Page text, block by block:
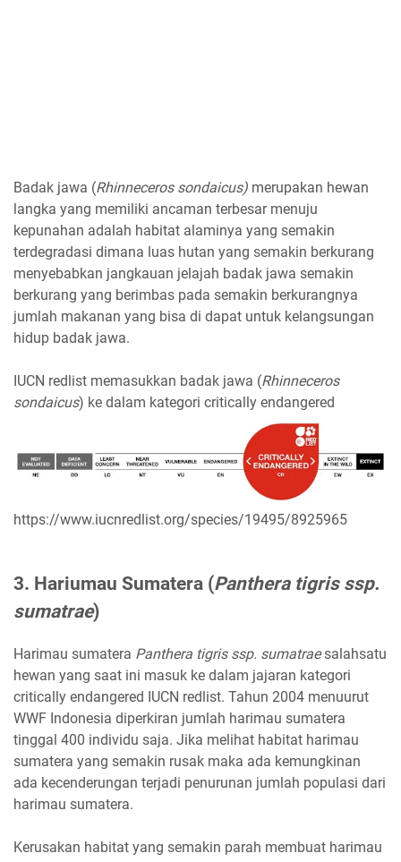
Badak jawa (Rhinneceros sondaicus) merupakan hewan
langka yang memiliki ancaman terbesar menuju
kepunahan adalah habitat alaminya yang semakin
terdegradasi dimana luas hutan yang semakin berkurang
menyebabkan jangkauan jelajah badak jawa semakin
berkurang yang berimbas pada semakin berkurangnya
jumlah makanan yang bisa di dapat untuk kelangsungan
hidup badak jawa.
IUCN redlist memasukkan badak jawa (Rhinneceros
sondaicus) ke dalam kategori critically endangered
https://www.iucnredlist.org/species/19495/8925965
3. Hariumau Sumatera (Panthera tigris ssp.
sumatrae)
Harimau sumatera Panthera tigris ssp. sumatraesalahsatu
hewan yang saat ini masuk ke dalam jajaran kategori
critically endangered IUCN redlist. Tahun 2004 menuurut
WWF Indonesia diperkiran jumlah harimau sumatera
tinggal 400 individu saja. Jika melihat habitat harimau
sumatera yang semakin rusak maka ada kemungkinan
ada kecenderungan terjadi penurunan jumlah populasi dari
harimau sumatera.
Kerusakan habitat yang semakin parah membuat harimau